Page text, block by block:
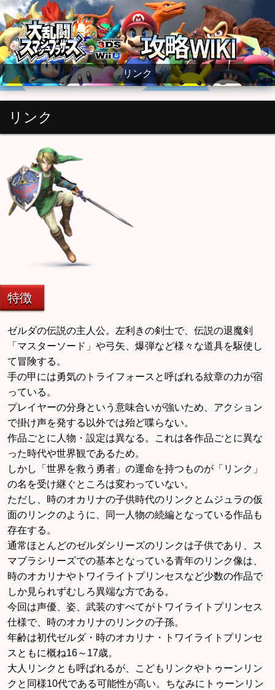
大乱闘スマッシュブラザーズ for WiiU wiki
リンク
リンク
特徴
ゼルダの伝説の主人公。左利きの剣士で、伝説の退魔剣
「マスターソード」や弓矢、爆弾など様々な道具を駆使し
て冒険する。
手の甲には勇気のトライフォースと呼ばれる紋章の力が宿
っている。
プレイヤーの分身という意味合いが強いため、アクション
で掛け声を発する以外では殆ど喋らない。
作品ごとに人物・設定は異なる。これは各作品ごとに異な
った時代や世界観であるため。
しかし「世界を救う勇者」の運命を持つものが「リンク」
の名を受け継ぐところは変わっていない。
ただし、時のオカリナの子供時代のリンクとムジュラの仮
面のリンクのように、同一人物の続編となっている作品も
存在する。
通常ほとんどのゼルダシリーズのリンクは子供であり、ス
マブラシリーズでの基本となっている青年のリンク像は、
時のオカリナやトワイライトプリンセスなど少数の作品で
しか見られずむしろ異端な方である。
今回は声優、姿、武装のすべてがトワイライトプリンセス
仕様で、時のオカリナのリンクの子孫。
年齢は初代ゼルダ・時のオカリナ・トワイライトプリンセ
スともに概ね16～17歳。
大人リンクとも呼ばれるが、こどもリンクやトゥーンリン
クと同様10代である可能性が高い。ちなみにトゥーンリン